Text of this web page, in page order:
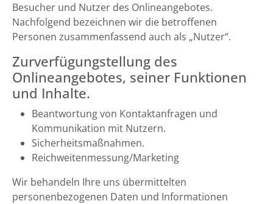
Besucher und Nutzer des Onlineangebotes.
Nachfolgend bezeichnen wir die betroffenen
Personen zusammenfassend auch als „Nutzer“.
Zurverfügungstellung des
Onlineangebotes, seiner Funktionen
und Inhalte.
Beantwortung von Kontaktanfragen und
Kommunikation mit Nutzern.
Sicherheitsmaßnahmen.
Reichweitenmessung/Marketing
Wir behandeln Ihre uns übermittelten
personenbezogenen Daten und Informationen